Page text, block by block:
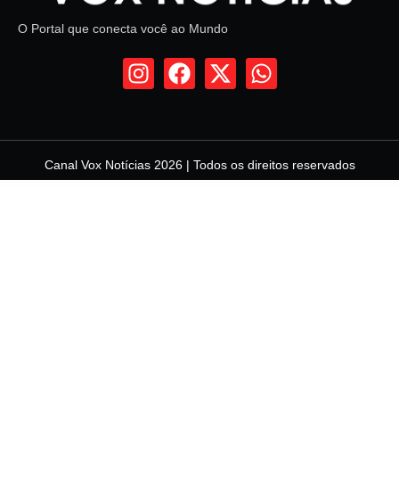
O Portal que conecta você ao Mundo
Canal Vox Notícias 2026 | Todos os direitos reservados